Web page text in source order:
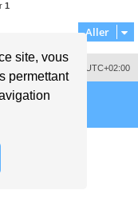
site, vous
permettant
1
Aller
UTC+02:00